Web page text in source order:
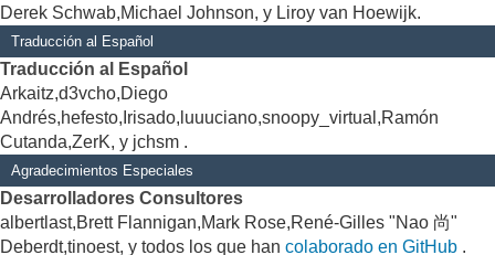
Derek Schwab,Michael Johnson, y Liroy van Hoewijk.
Traducción al Español
Traducción al Español
Arkaitz,d3vcho,Diego
Andrés,hefesto,Irisado,luuuciano,snoopy_virtual,Ramón
Cutanda,ZerK, y jchsm .
Agradecimientos Especiales
Desarrolladores Consultores
albertlast,Brett Flannigan,Mark Rose,René-Gilles "Nao 尚"
Deberdt,tinoest, y todos los que han colaborado en GitHub .